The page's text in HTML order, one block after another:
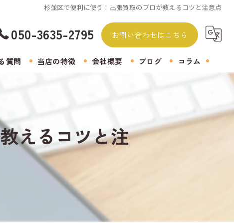
杉並区で便利に使う！出張買取のプロが教えるコツと注意点
050-3635-2795 お問い合わせはこちら
質問 当店の特徴
生前整理
遺品整理
アクセサリー
会社概要 ブログ コラム
えるコツと注